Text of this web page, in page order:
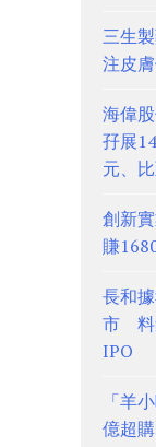
三生
注皮
海偉
孖展
元、
創新
賺
長和
市 料
IPO
「羊
億超